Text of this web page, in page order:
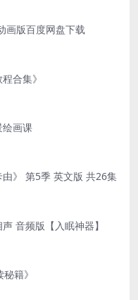
画版百度网盘下载
合集》
绘画课
》 第5季 英文版 共26集
音频版【入眠神器】
籍》